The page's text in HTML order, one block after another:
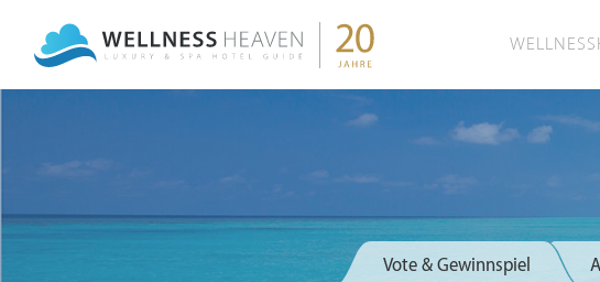
Vote & Gewinnspiel